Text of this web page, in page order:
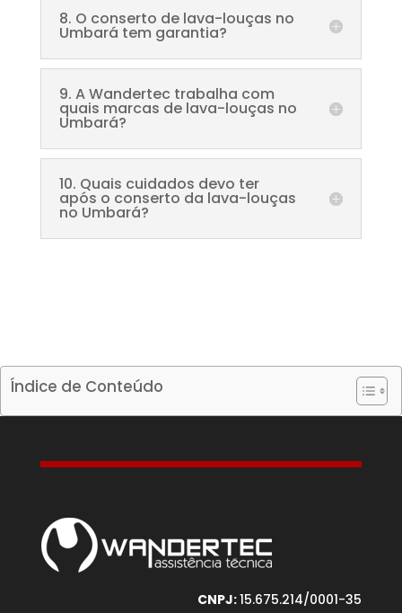
8. O conserto de lava-louças no
Umbará tem garantia?
9. A Wandertec trabalha com
quais marcas de lava-louças no
Umbará?
10. Quais cuidados devo ter
após o conserto da lava-louças
no Umbará?
Índice de Conteúdo
CNPJ:15.675.214/0001-35